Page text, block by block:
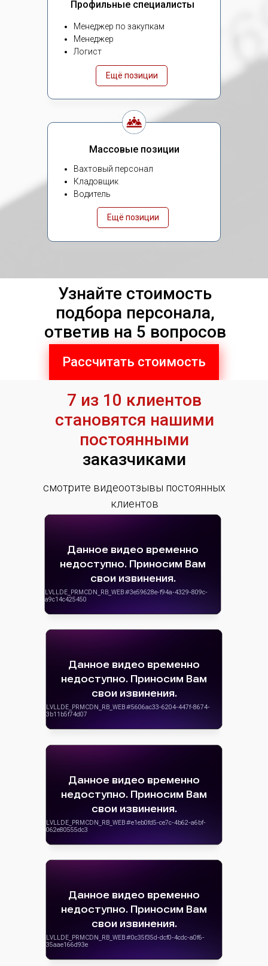
Профильные специалисты
Менеджер по закупкам
Менеджер
Логист
Ещё позиции
Массовые позиции
Вахтовый персонал
Кладовщик
Водитель
Ещё позиции
Узнайте стоимость
подбора персонала,
ответив на 5 вопросов
Рассчитать стоимость
7 из 10 клиентов
становятся нашими
постоянными
заказчиками
смотрите видеоотзывы постоянных
клиентов